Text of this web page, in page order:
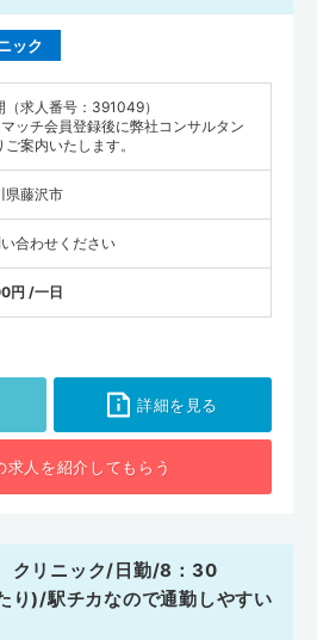
ック
（求人番号：391049）
ッチ会員登録後に弊社コンサルタン
ご案内いたします。
県藤沢市
合わせください
円 /一日
詳細を見る
求人を紹介してもらう
クリニック/日勤/8：30
)/駅チカなので通勤しやすい